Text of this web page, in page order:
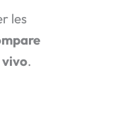
les
vivo.